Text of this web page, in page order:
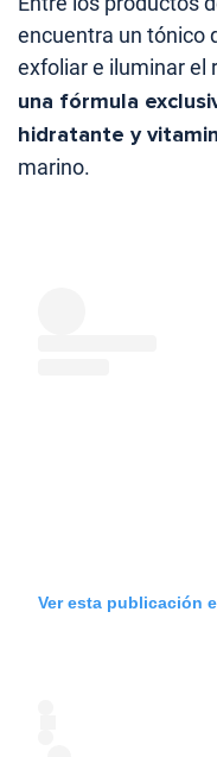
encuentra un tónico
exfoliar e iluminar el
una fórmula
hidratante y
marino.
Ver esta publicación